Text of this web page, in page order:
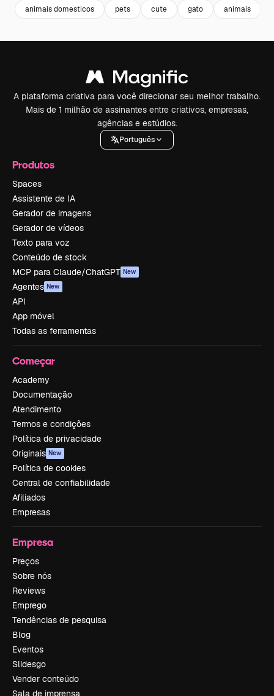
animais domesticos pets cute gato animais
A plataforma criativa para você direcionar seu melhor trabalho.
Mais de 1 milhão de assinantes entre criativos, empresas,
agências e estúdios.
Português
Produtos
Spaces
Assistente de IA
Gerador de imagens
Gerador de vídeos
Texto para voz
Conteúdo de stock
MCP para Claude/ChatGPT New
Agentes New
API
App móvel
Todas as ferramentas
Começar
Academy
Documentação
Atendimento
Termos e condições
Política de privacidade
Originais New
Política de cookies
Central de confiabilidade
Afiliados
Empresas
Empresa
Preços
Sobre nós
Reviews
Emprego
Tendências de pesquisa
Blog
Eventos
Slidesgo
Vender conteúdo
Sala de imprensa